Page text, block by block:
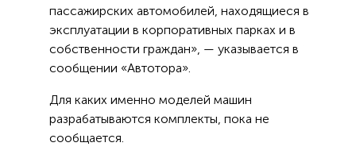
пассажирских автомобилей, находящиеся в
эксплуатации в корпоративных парках и в
собственности граждан», — указывается в
сообщении «Автотора».
Для каких именно моделей машин
разрабатываются комплекты, пока не
сообщается.